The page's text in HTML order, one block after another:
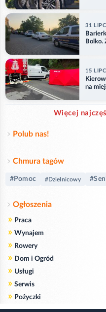
31
Bolko.
15
na
Więcej
Polub nas!
Chmura tagów
#Pomoc #Dzielnicowy
Ogłoszenia
» Praca
» Wynajem
» Rowery
» Dom i Ogród
» Usługi
» Serwis
» Pożyczki